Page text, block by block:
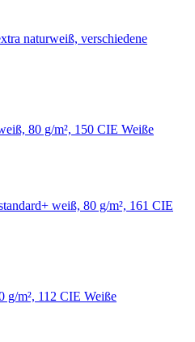
naturweiß, verschiedene
80 g/m², 150 CIE Weiße
weiß, 80 g/m², 161 CIE
g/m², 112 CIE Weiße